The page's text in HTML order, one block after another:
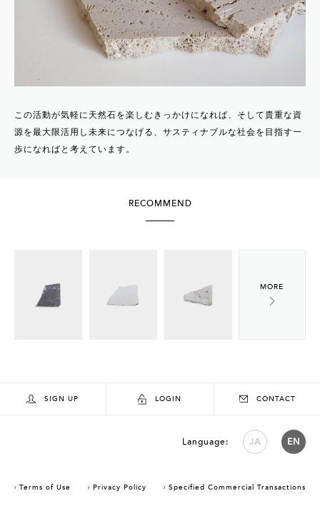
この活動が気軽に天然石を楽しむきっかけになれば、そして貴重な資
源を最大限活用し未来につなげる、サスティナブルな社会を目指す一
歩になればと考えています。
RECOMMEND
SIGN UP LOGIN CONTACT
Language: JA EN
Terms of Use Privacy Policy Specified Commercial Transactions